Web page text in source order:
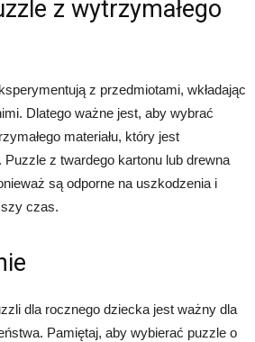
z wytrzymałego
z przedmiotami, wkładając
Dlatego ważne jest, aby wybrać
materiału, który jest
z twardego kartonu lub drewna
są odporne na uszkodzenia i
czas.
dla rocznego dziecka jest ważny dla
Pamiętaj, aby wybierać puzzle o